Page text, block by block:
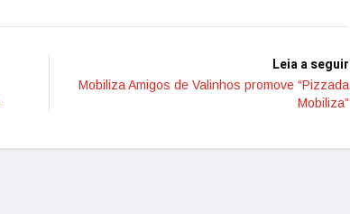
Leia a seguir
Mobiliza Amigos de Valinhos promove “Pizzada
Mobiliza”